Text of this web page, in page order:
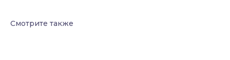
Смотрите также